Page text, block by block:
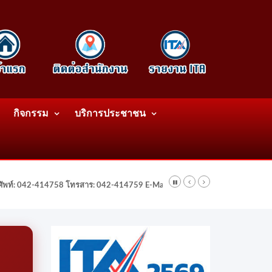
กิจกรรม บริการประชาชน
: 042-414758 โทรสาร: 042-414759 E-Mail: wattatnk@gmail.com